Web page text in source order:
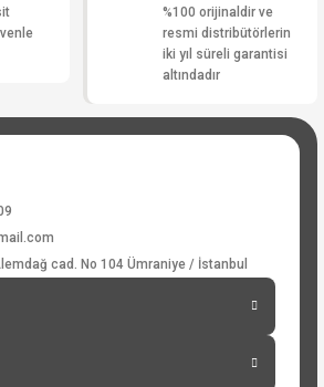
%100 orijinaldir ve
resmi distribütörlerin
iki yıl süreli garantisi
altındadır
cad. No 104 Ümraniye / İstanbul